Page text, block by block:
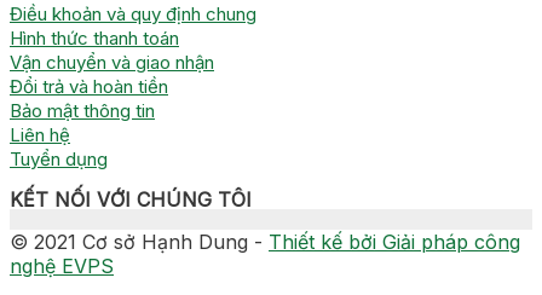
Điều khoản và quy định chung
Hình thức thanh toán
Vận chuyển và giao nhận
Đổi trả và hoàn tiền
Bảo mật thông tin
Liên hệ
Tuyển dụng
KẾT NỐI VỚI CHÚNG TÔI
© 2021 Cơ sở Hạnh Dung - Thiết kế bởi Giải pháp công
nghệ EVPS